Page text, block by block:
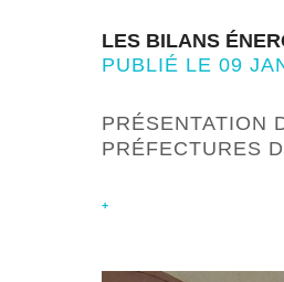
LES BILANS
PUBLIÉ LE 09
PRÉSENTATION
PRÉFECTURES
+